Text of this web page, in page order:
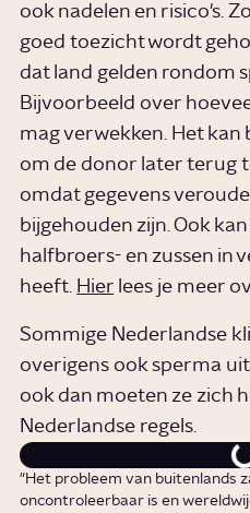
ook nadelen en risico's.
goed toezicht wordt
dat land gelden rondom
Bijvoorbeeld over
mag verwekken. Het kan
om de donor later terug
omdat gegevens
bijgehouden zijn. Ook
halfbroers- en zussen in
heeft. Hier lees je meer
Sommige Nederlandse
overigens ook sperma
ook dan moeten ze zich
Nederlandse regels.
"Het probleem van buitenlands
oncontroleerbaar is en